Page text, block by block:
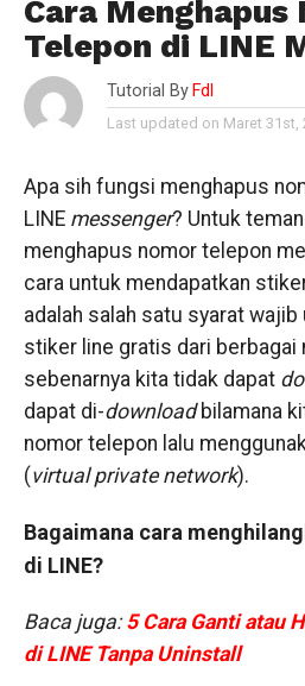
Cara Menghapus
Telepon di LINE
Tutorial By Fdl
Last updated on Maret 31st,
Apa sih fungsi menghapus
LINEmessenger? Untuk
menghapus nomor telepon
cara untuk mendapatkan
adalah salah satu syarat
stiker line gratis dari berbagai
sebenarnya kita tidak dapat
dapat di-downloadbilamana
nomor telepon lalu
(virtual private network).
Bagaimana cara
di LINE?
Baca juga:5 Cara Ganti atau
di LINE Tanpa Uninstall